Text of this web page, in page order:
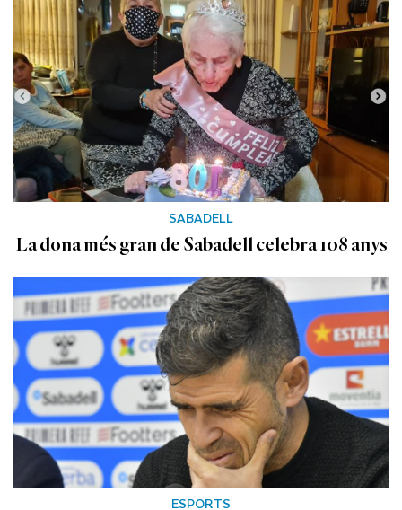
SABADELL
La dona més gran de Sabadell celebra 108 anys
ESPORTS